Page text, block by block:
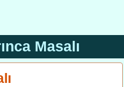
Masalı